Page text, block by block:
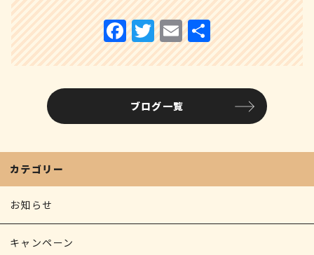
F
a
c
e
b
o
k
T
w
it
te
r
E
m
ai
l
共
有
ブログ一覧
カテゴリー
お知らせ
キャンペーン